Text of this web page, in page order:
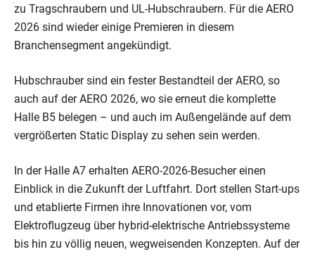
zu Tragschraubern und UL-Hubschraubern. Für die AERO
2026 sind wieder einige Premieren in diesem
Branchensegment angekündigt.
Hubschrauber sind ein fester Bestandteil der AERO, so
auch auf der AERO 2026, wo sie erneut die komplette
Halle B5 belegen – und auch im Außengelände auf dem
vergrößerten Static Display zu sehen sein werden.
In der Halle A7 erhalten AERO-2026-Besucher einen
Einblick in die Zukunft der Luftfahrt. Dort stellen Start-ups
und etablierte Firmen ihre Innovationen vor, vom
Elektroflugzeug über hybrid-elektrische Antriebssysteme
bis hin zu völlig neuen, wegweisenden Konzepten. Auf der